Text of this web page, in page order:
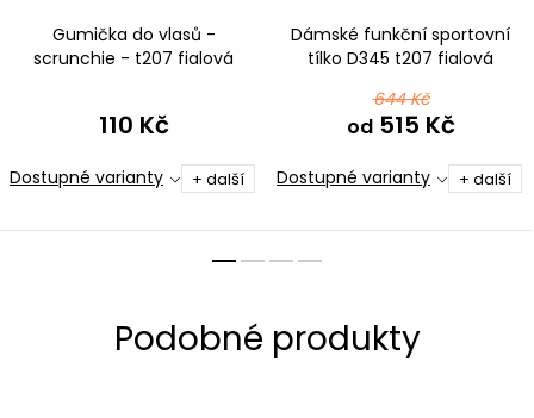
Gumička do vlasů -
scrunchie - t207 fialová
110 Kč
Dostupné varianty + další
Dámské funkční sportovní
tílko D345 t207 fialová
644 Kč
od515 Kč
Dostupné varianty + další